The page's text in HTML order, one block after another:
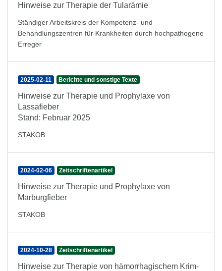
Hinweise zur Therapie der Tularämie
Ständiger Arbeitskreis der Kompetenz- und
Behandlungszentren für Krankheiten durch hochpathogene
Erreger
2025-02-11 Berichte und sonstige Texte
Hinweise zur Therapie und Prophylaxe von
Lassafieber
Stand: Februar 2025
STAKOB
2024-02-06 Zeitschriftenartikel
Hinweise zur Therapie und Prophylaxe von
Marburgfieber
STAKOB
2024-10-28 Zeitschriftenartikel
Hinweise zur Therapie von hämorrhagischem Krim-